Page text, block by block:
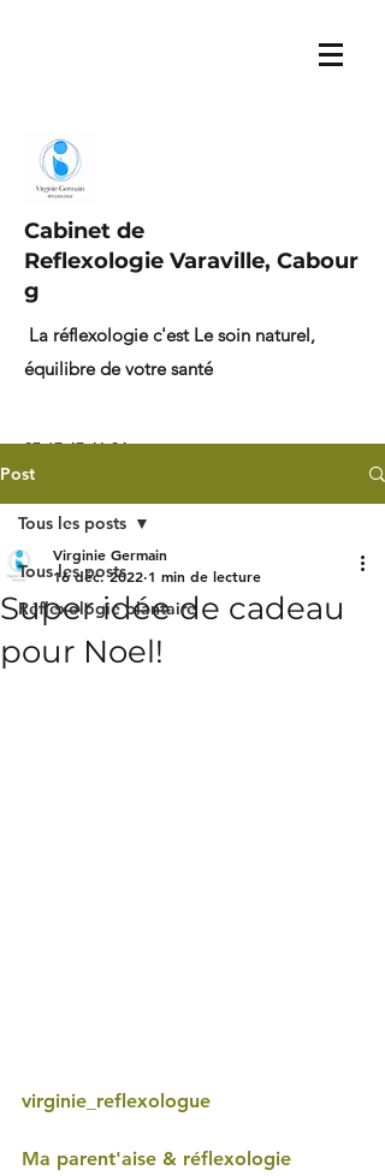
Cabinet de
Reflexologie Varaville, Cabour
g
La réflexologie c'est Le soin naturel,
équilibre de votre santé
07.67.47.41.04
Post
Tous les posts
Réflexologie plantaire
Tous les posts
Super idée de cadeau
pour Noel!
Virginie Germain
16 déc. 2022 1 min de lecture
virginie_reflexologue
Ma parent'aise & réflexologie